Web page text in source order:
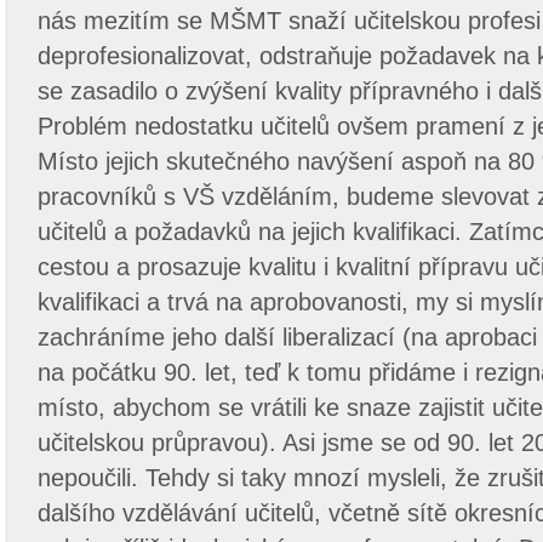
nás mezitím se MŠMT snaží učitelskou
deprofesionalizovat, odstraňuje požadavek na
se zasadilo o zvýšení kvality přípravného i
Problém nedostatku učitelů ovšem pramení z
Místo jejich skutečného navýšení aspoň na
pracovníků s VŠ vzděláním, budeme slevovat
učitelů a požadavků na jejich kvalifikaci.
cestou a prosazuje kvalitu i kvalitní přípravu
kvalifikaci a trvá na aprobovanosti, my si
zachráníme jeho další liberalizací (na
na počátku 90. let, teď k tomu přidáme i
místo, abychom se vrátili ke snaze zajistit
učitelskou průpravou). Asi jsme se od 90. let
nepoučili. Tehdy si taky mnozí mysleli, že
dalšího vzdělávání učitelů, včetně sítě